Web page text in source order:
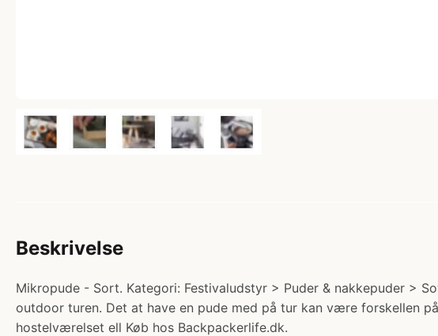
Beskrivelse
Mikropude - Sort. Kategori: Festivaludstyr > Puder & nakkepuder >
outdoor turen. Det at have en pude med på tur kan være forskellen
hostelværelset ell Køb hos Backpackerlife.dk.